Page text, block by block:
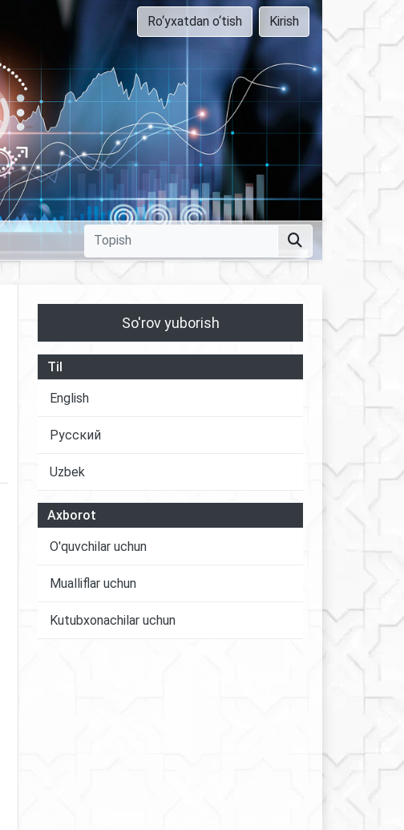
Ro‘yxatdan o‘tish Kirish
So'rov yuborish
Til
English
Русский
Uzbek
Axborot
O'quvchilar uchun
Mualliflar uchun
Kutubxonachilar uchun